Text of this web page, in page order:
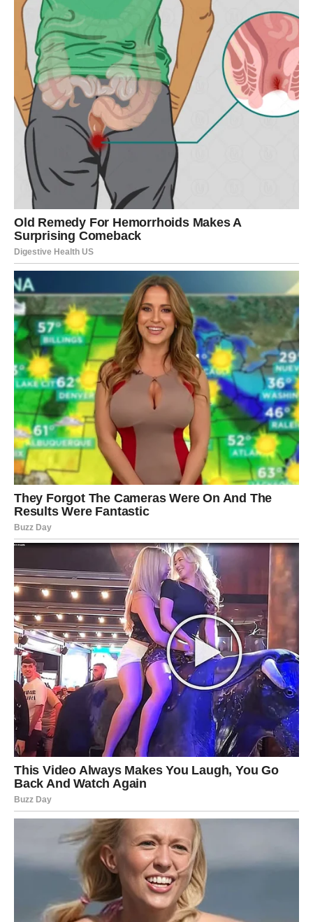
osetiti da vam više nije važno da dokazujete svoju
vrednost. Možda ćete po prvi put mirno reći “dosta”.
To je prava pravda.
Jer karma nije samo spoljašnji događaj. Ona je i trenutak
kada vi odlučite da sebe stavite na prvo mesto.
Ovan ove sedmice vraća samopouzdanje. Vraća osmeh.
Vraća onaj osećaj unutrašnje vatre koji ga čini posebnim.
KONKRETNI MOMENTI U TOKU
NEDELJE
Početak nedelje
donosi nemir i intuiciju da se nešto
sprema. Obratite pažnju na znakove i razgovore.
Sredina nedeljemože doneti ključni razgovor, poruku ili
poslovni obrt.
Kraj nedeljedonosi olakšanje i jasniji pogled na
budućnost.
Ovo je period kada se situacije ubrzavaju. Nemojte se
plašiti brzine – vi ste znak koji zna da se snađe u pokretu.
PORUKA KARME ZA OVNA
Karma vam poručuje:
– Niste bili ludi što ste verovali.
– Niste bili slabi što ste voleli.
– Niste bili naivni što ste pružali šanse.
Sve to je deo vašeg karaktera. I baš zbog toga sada dolazi
nagrada.
Možda ne u obliku vatrometa. Možda ne uz dramatične
scene. Ali kroz konkretne, jasne i čiste situacije koje vam
pokazuju da ste na pravoj strani.